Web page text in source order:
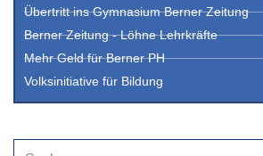
Übertritt ins Gymnasium Berner Zeitung
Berner Zeitung - Löhne Lehrkräfte
Mehr Geld für Berner PH
Volksinitiative für Bildung